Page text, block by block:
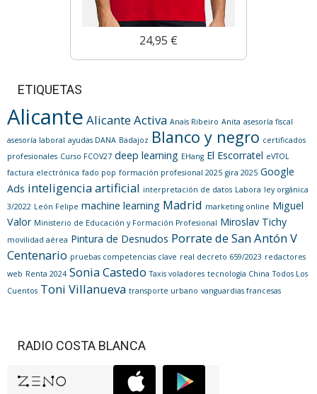
24,95 €
ETIQUETAS
Alicante Alicante Activa Anaïs Ribeiro Anita asesoría fiscal
asesoría laboral ayudas DANA Badajoz Blanco y negro certificados
profesionales Curso FCOV27 deep learning EHang El Escorratel eVTOL
factura electrónica fado pop formación profesional 2025 gira 2025 Google
Ads inteligencia artificial interpretación de datos Labora ley orgánica
3/2022 León Felipe machine learning Madrid marketing online Miguel
Valor Ministerio de Educación y Formación Profesional Miroslav Tichy
movilidad aérea Pintura de Desnudos Porrate de San Antón V
Centenario pruebas competencias clave real decreto 659/2023 redactores
web Renta 2024 Sonia Castedo Taxis voladores tecnología China Todos Los
Cuentos Toni Villanueva transporte urbano vanguardias francesas
RADIO COSTA BLANCA